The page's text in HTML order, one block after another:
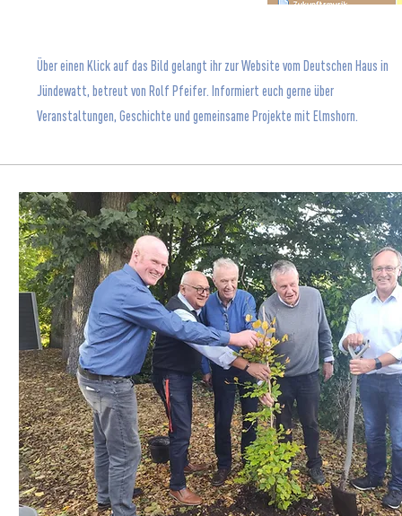
Über einen Klick auf das Bild gelangt ihr zur Website vom Deutschen Haus in
Jündewatt, betreut von Rolf Pfeifer. Informiert euch gerne über
Veranstaltungen, Geschichte und gemeinsame Projekte mit Elmshorn.